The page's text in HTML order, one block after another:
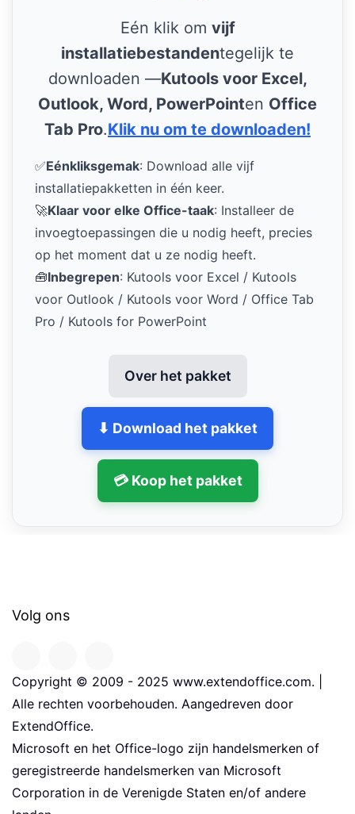
Eén klik om vijf
installatiebestandentegelijk te
downloaden —Kutools voor Excel,
Outlook, Word, PowerPointen Office
Tab Pro.Klik nu om te downloaden!
✅Eénkliksgemak: Download alle vijf
installatiepakketten in één keer.
🚀Klaar voor elke Office-taak: Installeer de
invoegtoepassingen die u nodig heeft, precies
op het moment dat u ze nodig heeft.
🧰Inbegrepen: Kutools voor Excel / Kutools
voor Outlook / Kutools voor Word / Office Tab
Pro / Kutools for PowerPoint
Over het pakket
⬇ Download het pakket
💳 Koop het pakket
Volg ons
Copyright © 2009 - 2025 www.extendoffice.com. |
Alle rechten voorbehouden. Aangedreven door
ExtendOffice.
Microsoft en het Office-logo zijn handelsmerken of
geregistreerde handelsmerken van Microsoft
Corporation in de Verenigde Staten en/of andere